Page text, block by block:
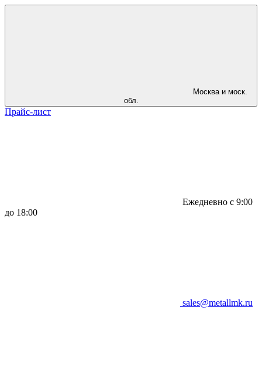
Москва и моск.
обл.
Прайс-лист
Ежедневно с 9:00
до 18:00
sales@metallmk.ru